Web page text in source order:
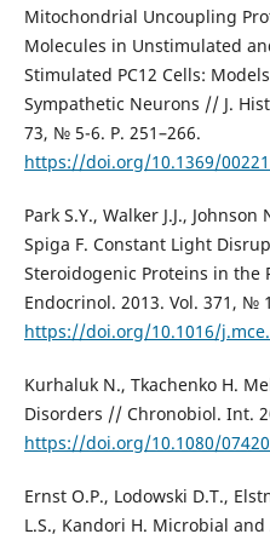
Mitochondrial Uncoupling
Molecules in Unstimulated
Stimulated PC12 Cells:
Sympathetic Neurons // J.
73, № 5-6. P. 251–266.
https://doi.org/10.1369/
Park S.Y., Walker J.J.,
Spiga F. Constant Light
Steroidogenic Proteins in the
Endocrinol. 2013. Vol. 371, №
https://doi.org/10.1016/
Kurhaluk N., Tkachenko H.
Disorders // Chronobiol. Int.
https://doi.org/10.1080/
Ernst O.P., Lodowski D.T.,
L.S., Kandori H. Microbial